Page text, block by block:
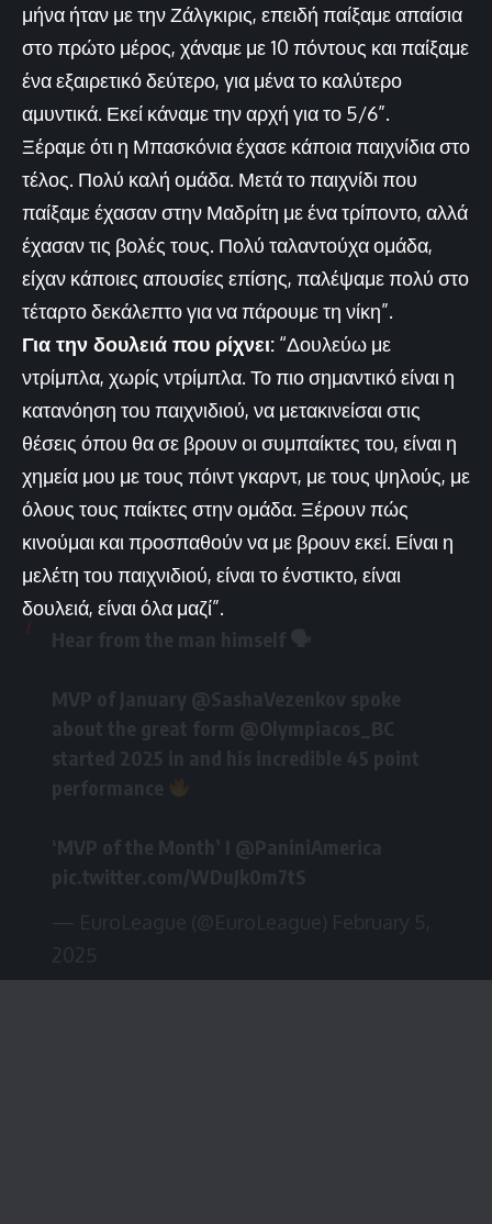
μήνα ήταν με την Ζάλγκιρις, επειδή παίξαμε απαίσια
στο πρώτο μέρος, χάναμε με 10 πόντους και παίξαμε
ένα εξαιρετικό δεύτερο, για μένα το καλύτερο
αμυντικά. Εκεί κάναμε την αρχή για το 5/6”.
Ξέραμε ότι η Μπασκόνια έχασε κάποια παιχνίδια στο
τέλος. Πολύ καλή ομάδα. Μετά το παιχνίδι που
παίξαμε έχασαν στην Μαδρίτη με ένα τρίποντο, αλλά
έχασαν τις βολές τους. Πολύ ταλαντούχα ομάδα,
είχαν κάποιες απουσίες επίσης, παλέψαμε πολύ στο
τέταρτο δεκάλεπτο για να πάρουμε τη νίκη”.
Για την δουλειά που ρίχνει: “Δουλεύω με
ντρίμπλα, χωρίς ντρίμπλα. Το πιο σημαντικό είναι η
κατανόηση του παιχνιδιού, να μετακινείσαι στις
θέσεις όπου θα σε βρουν οι συμπαίκτες του, είναι η
χημεία μου με τους πόιντ γκαρντ, με τους ψηλούς, με
όλους τους παίκτες στην ομάδα. Ξέρουν πώς
κινούμαι και προσπαθούν να με βρουν εκεί. Είναι η
μελέτη του παιχνιδιού, είναι το ένστικτο, είναι
δουλειά, είναι όλα μαζί”.